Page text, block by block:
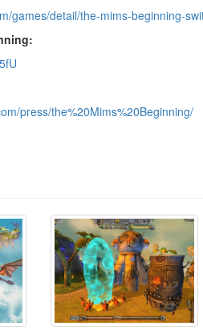
games/detail/the-mims-beginning-
press/the%20Mims%20Beginning/